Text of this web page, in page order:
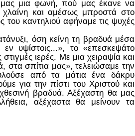
μας μια φωνή, πού μας έκανε να
και αμέσως μπροστά στο
καντηλιού αφήναμε τις ψυχές
όση κείνη τη βραδυά μέσα
υψίστοις...», το «επεσκεψάτο
ιερές. Με μια χειραψία και
στα σπίτια μας», τελειώσαμε την
από τα μάτια ένα δάκρυ
για την πίστι του Χριστού και
βραδυά. Αξέχαστη θα μας
αξέχαστα θα μείνουν τα